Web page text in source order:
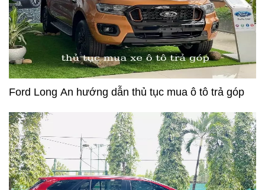
Ford Long An hướng dẫn thủ tục mua ô tô trả góp